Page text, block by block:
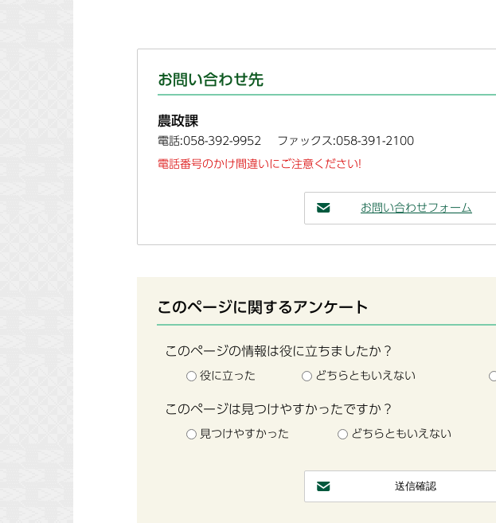
お問い合わせ先
農政課
電話:058-392-9952 ファックス:058-391-2100
電話番号のかけ間違いにご注意ください!
お問い合わせフォーム
このページに関するアンケート
このページの情報は役に立ちましたか？
役に立った どちらともいえない
このページは見つけやすかったですか？
見つけやすかった どちらともいえない